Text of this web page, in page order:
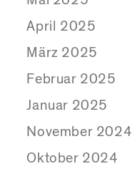
April 2025
März 2025
Februar 2025
Januar 2025
November 2024
Oktober 2024